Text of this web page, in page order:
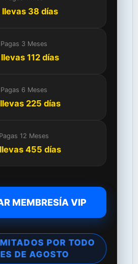
llevas 38 días
Pagas 3 Meses
112 días
Pagas 6 Meses
225 días
Pagas 12 Meses
455 días
MEMBRESÍA VIP
POR TODO
DE AGOSTO